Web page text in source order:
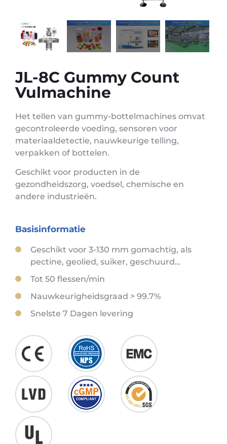
JL-8C Gummy Count
Vulmachine
Het tellen van gummy-bottelmachines omvat
gecontroleerde voeding, sensoren voor
materiaaldetectie, nauwkeurige telling,
verpakken of bottelen.
Geschikt voor producten in de
gezondheidszorg, voedsel, chemische en
andere industrieën.
Basisinformatie
Geschikt voor 3-130 mm gomachtig, als
pectine, geolied, suiker, geschuurd…
Tot 50 flessen/min
Nauwkeurigheidsgraad > 99.7%
Snelste 7 Dagen levering